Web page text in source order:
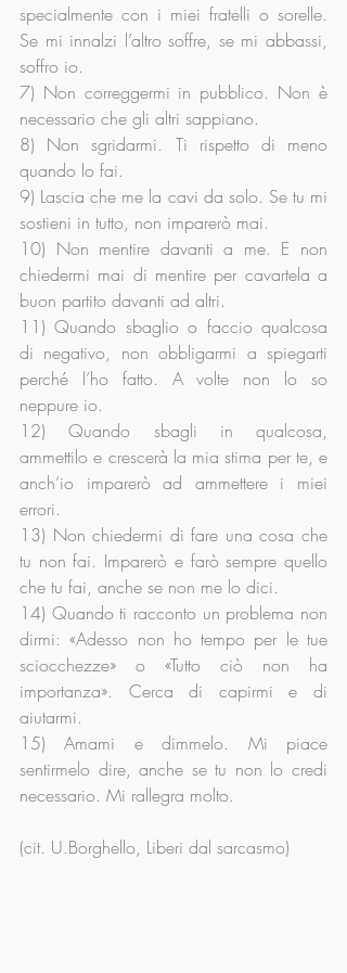
specialmente con i miei fratelli o sorelle.
Se mi innalzi l’altro soffre, se mi abbassi,
soffro io.
7) Non correggermi in pubblico. Non è
necessario che gli altri sappiano.
8) Non sgridarmi. Ti rispetto di meno
quando lo fai.
9) Lascia che me la cavi da solo. Se tu mi
sostieni in tutto, non imparerò mai.
10) Non mentire davanti a me. E non
chiedermi mai di mentire per cavartela a
buon partito davanti ad altri.
11) Quando sbaglio o faccio qualcosa
di negativo, non obbligarmi a spiegarti
perché l’ho fatto. A volte non lo so
neppure io.
12) Quando sbagli in qualcosa,
ammettilo e crescerà la mia stima per te, e
anch’io imparerò ad ammettere i miei
errori.
13) Non chiedermi di fare una cosa che
tu non fai. Imparerò e farò sempre quello
che tu fai, anche se non me lo dici.
14) Quando ti racconto un problema non
dirmi: «Adesso non ho tempo per le tue
sciocchezze» o «Tutto ciò non ha
importanza». Cerca di capirmi e di
aiutarmi.
15) Amami e dimmelo. Mi piace
sentirmelo dire, anche se tu non lo credi
necessario. Mi rallegra molto.
(cit. U.Borghello, Liberi dal sarcasmo)